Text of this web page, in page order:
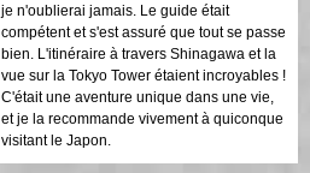
je n'oublierai jamais. Le guide était
compétent et s'est assuré que tout se passe
bien. L'itinéraire à travers Shinagawa et la
vue sur la Tokyo Tower étaient incroyables !
C'était une aventure unique dans une vie,
et je la recommande vivement à quiconque
visitant le Japon.